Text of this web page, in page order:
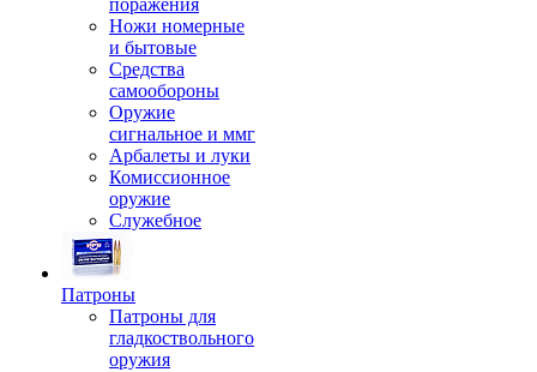
поражения
Ножи номерные
и бытовые
Средства
самообороны
Оружие
сигнальное и ммг
Арбалеты и луки
Комиссионное
оружие
Служебное
Патроны
Патроны для
гладкоствольного
оружия